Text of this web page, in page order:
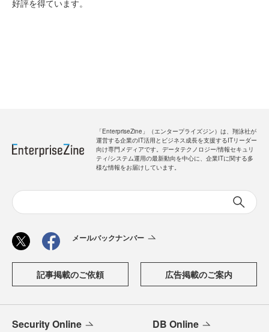
好評を得ています。
「EnterpriseZine」（エンタープライズジン）は、翔泳社が
運営する企業のIT活用とビジネス成長を支援するITリーダー
向け専門メディアです。データテクノロジー/情報セキュリ
ティ/システム運用の最新動向を中心に、企業ITに関する多
様な情報をお届けしています。
メールバックナンバー
記事掲載のご依頼 広告掲載のご案内
Security Online DB Online